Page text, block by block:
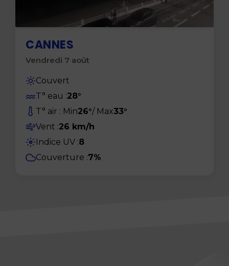
CANNES
Vendredi 7 août
Couvert
T° eau :28°
T° air : Min26°/ Max33°
Vent :26 km/h
UV Indice UV :8
Couverture :7%